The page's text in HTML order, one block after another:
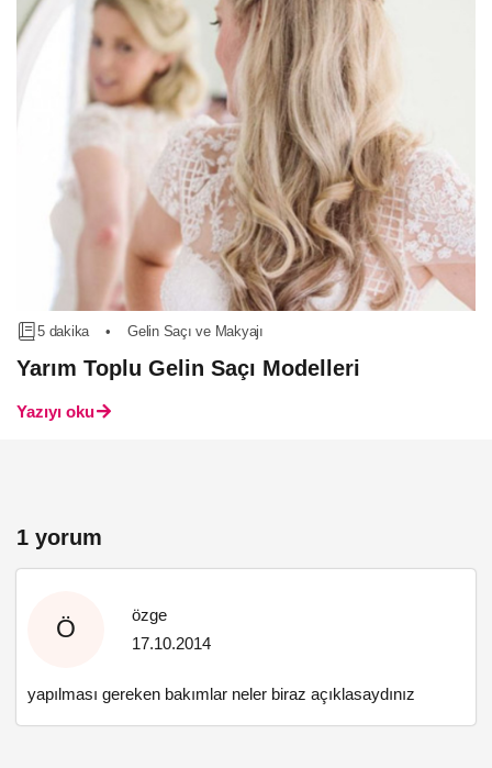
5 dakika • Gelin Saçı ve Makyajı
Yarım Toplu Gelin Saçı Modelleri
Yazıyı oku
1 yorum
Ö
özge
17.10.2014
yapılması gereken bakımlar neler biraz açıklasaydınız